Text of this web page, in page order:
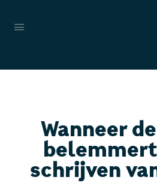
Wanneer
schrijven